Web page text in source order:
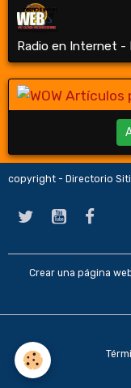
Radio en Internet -
copyright - Directorio
Crear una página